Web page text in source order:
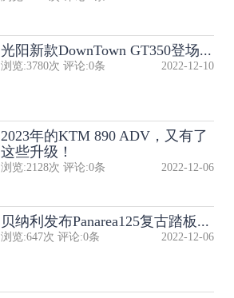
光阳新款DownTown GT350登场...
浏览:3780次 评论:0条 2022-12-10
2023年的KTM 890 ADV，又有了
这些升级！
浏览:2128次 评论:0条 2022-12-06
贝纳利发布Panarea125复古踏板...
浏览:647次 评论:0条 2022-12-06